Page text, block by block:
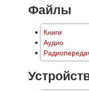
Файлы
Книги
Аудио